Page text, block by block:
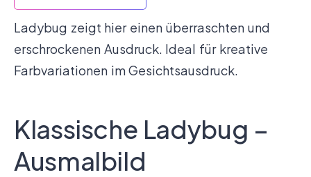
Ladybug zeigt hier einen überraschten und
erschrockenen Ausdruck. Ideal für kreative
Farbvariationen im Gesichtsausdruck.
Klassische Ladybug –
Ausmalbild